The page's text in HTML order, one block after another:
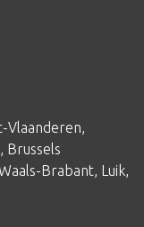
Vlaanderen,
, Brussels
Brabant, Luik,